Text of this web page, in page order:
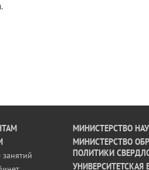
занятий
МИНИСТЕРСТВО
МИНИСТЕРСТВО
ПОЛИТИКИ
УНИВЕРСИТЕТСКАЯ